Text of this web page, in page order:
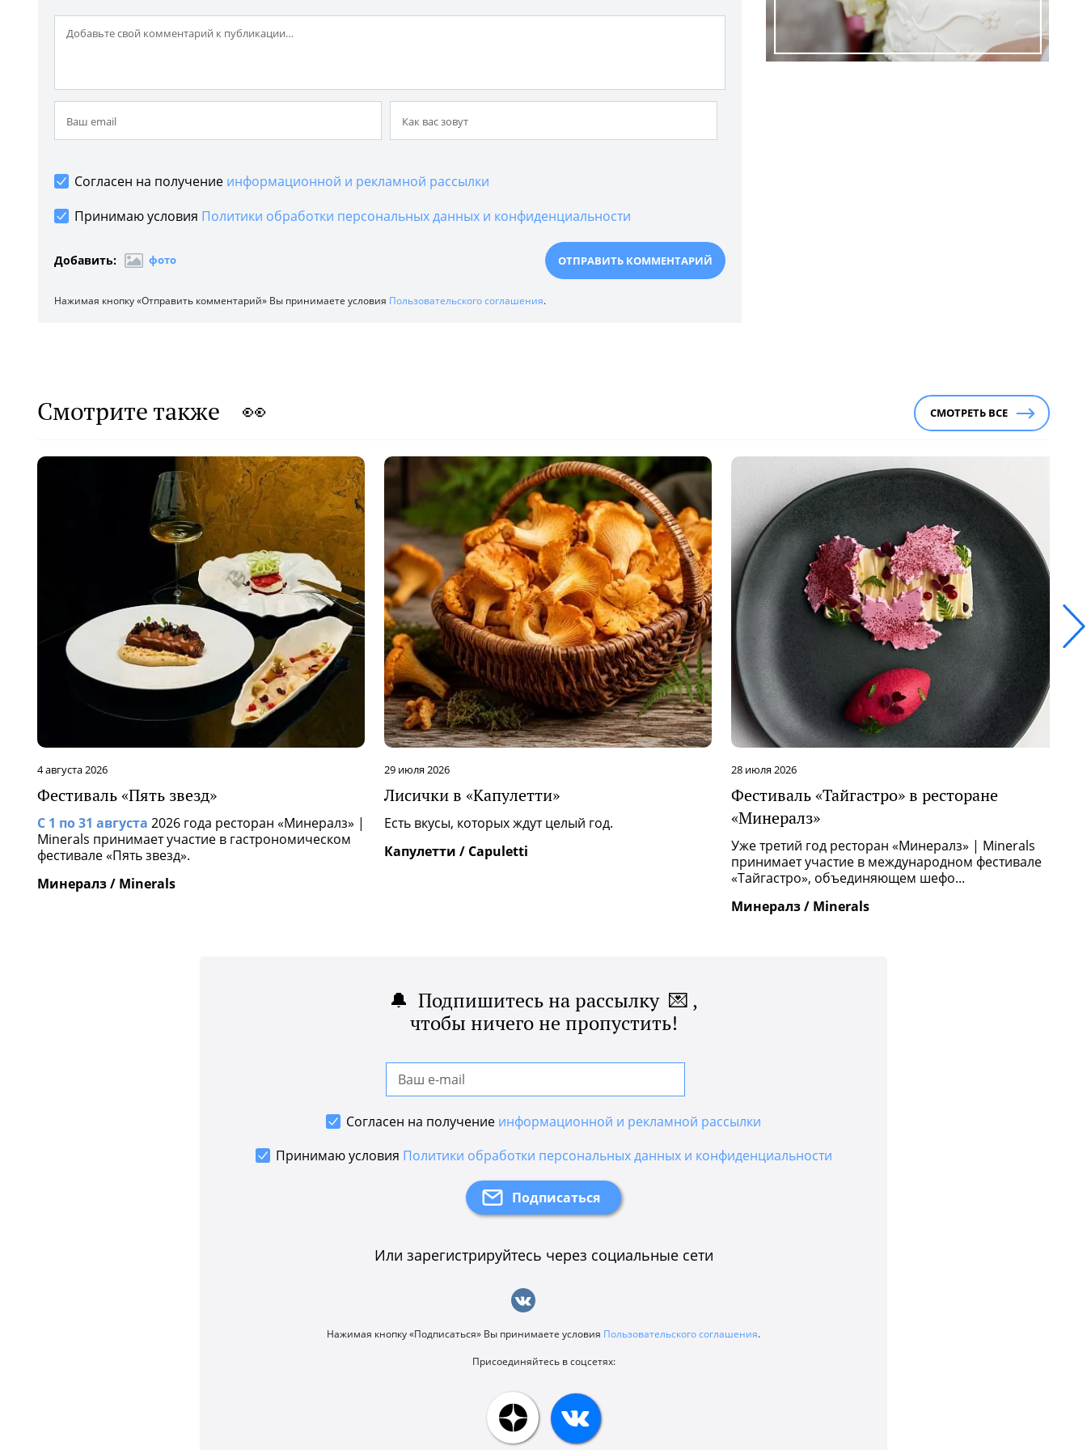
Согласен на получение информационной и рекламной рассылки
Принимаю условия Политики обработки персональных данных и конфиденциальности
Добавить: фото
Нажимая кнопку «Отправить комментарий» Вы принимаете условия Пользовательского соглашения.
Смотрите также 👀 СМОТРЕТЬ ВСЕ
4 августа 2026
Фестиваль «Пять звезд»
С 1 по 31 августа 2026 года ресторан «Минералз» |
Minerals принимает участие в гастрономическом
фестивале «Пять звезд».
Минералз / Minerals
29 июля 2026
Лисички в «Капулетти»
Есть вкусы, которых ждут целый год.
Капулетти / Capuletti
28 июля 2026
Фестиваль «Тайгастро» в ресторане
«Минералз»
Уже третий год ресторан «Минералз» | Minerals
принимает участие в международном фестивале
«Тайгастро», объединяющем шефо...
Минералз / Minerals
🔔 Подпишитесь на рассылку 💌 ,
чтобы ничего не пропустить!
Согласен на получение информационной и рекламной рассылки
Принимаю условия Политики обработки персональных данных и конфиденциальности
Или зарегистрируйтесь через социальные сети
Нажимая кнопку «Подписаться» Вы принимаете условия Пользовательского соглашения.
Присоединяйтесь в соцсетях: